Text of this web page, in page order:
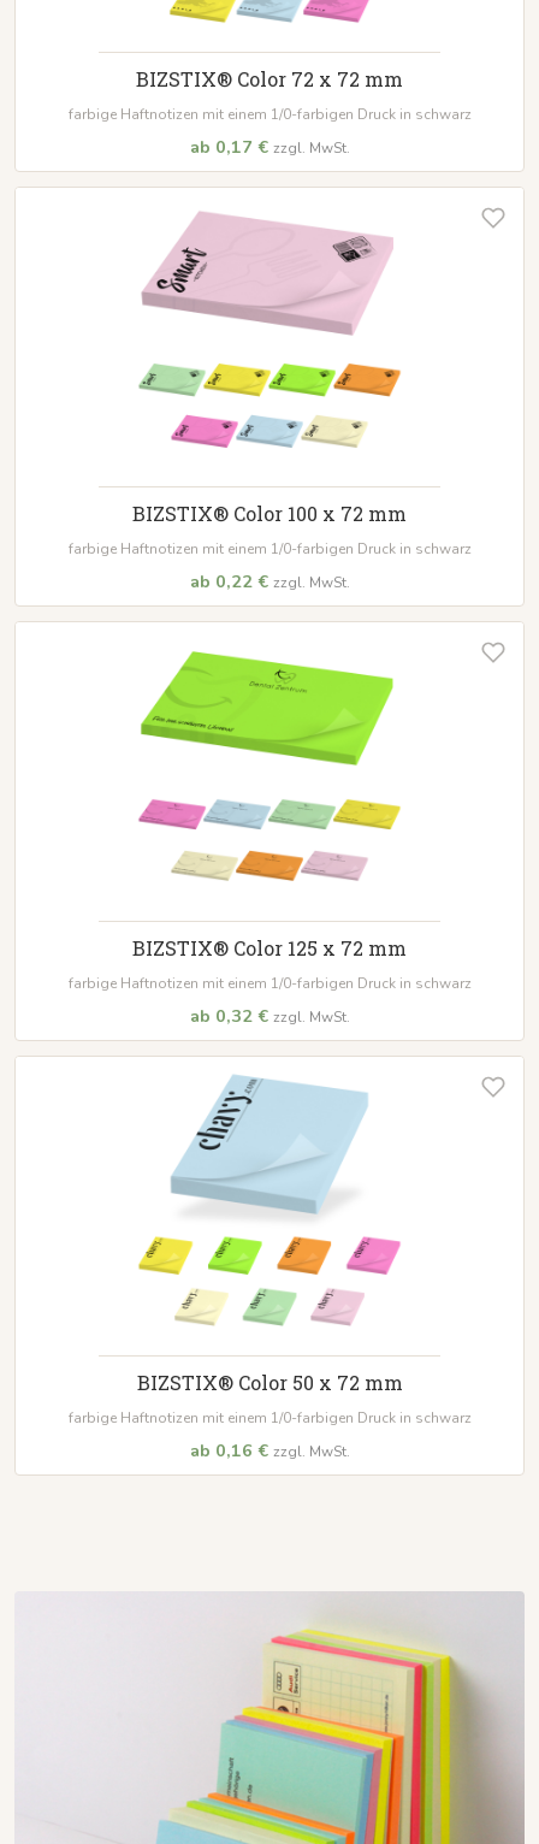
BIZSTIX® Color 72 x 72 mm
farbige Haftnotizen mit einem 1/0-farbigen Druck in schwarz
ab 0,17 € zzgl. MwSt.
BIZSTIX® Color 100 x 72 mm
farbige Haftnotizen mit einem 1/0-farbigen Druck in schwarz
ab 0,22 € zzgl. MwSt.
BIZSTIX® Color 125 x 72 mm
farbige Haftnotizen mit einem 1/0-farbigen Druck in schwarz
ab 0,32 € zzgl. MwSt.
BIZSTIX® Color 50 x 72 mm
farbige Haftnotizen mit einem 1/0-farbigen Druck in schwarz
ab 0,16 € zzgl. MwSt.